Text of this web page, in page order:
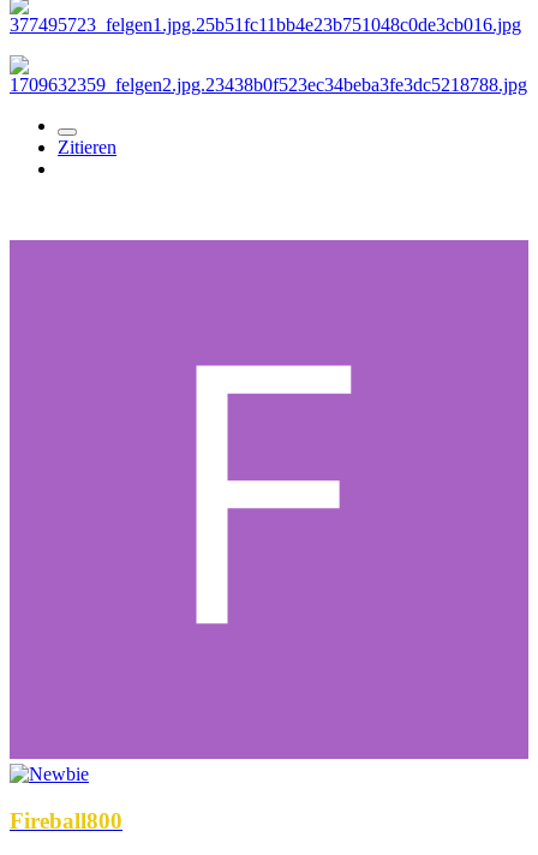
Zitieren
Fireball800